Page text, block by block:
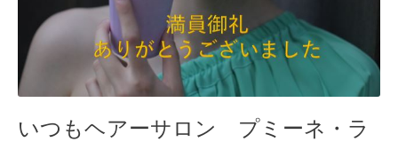
いつもヘアーサロン プミーネ・ラ